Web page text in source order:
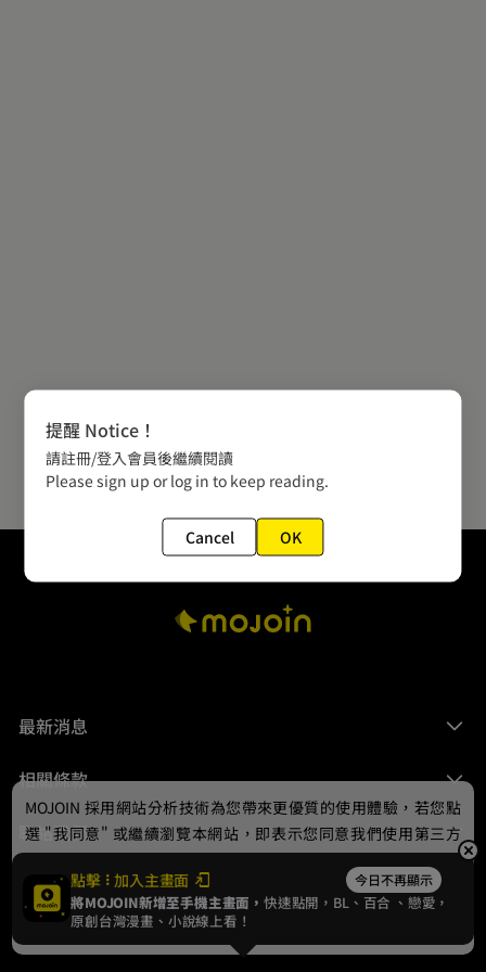
最新消息
相關條款
聯絡我們
© 2024 gamania Digital Entertainment Co., Ltd.
點擊 加入主畫面 今日不再顯示
將MOJOIN新增至手機主畫面，快速點開，BL、 百合 、戀愛，
原創台灣漫畫、小說線上看！
MOJOIN 採用網站分析技術為您帶來更優質的使用體驗，若您點
選 "我同意" 或繼續瀏覽本網站，即表示您同意我們使用第三方
Cookie，欲瞭解更多資訊請見隱私權政策。
我同意
提醒 Notice！
請註冊/登入會員後繼續閱讀
Please sign up or log in to keep reading.
Cancel OK